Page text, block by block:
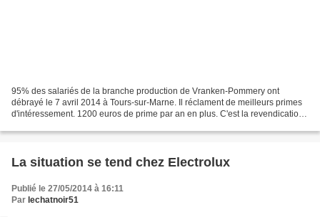
95% des salariés de la branche production de Vranken-Pommery ont
débrayé le 7 avril 2014 à Tours-sur-Marne. Il réclament de meilleurs primes
d'intéressement. 1200 euros de prime par an en plus. C'est la revendication
La situation se tend chez Electrolux
Publié le 27/05/2014 à 16:11
Par lechatnoir51